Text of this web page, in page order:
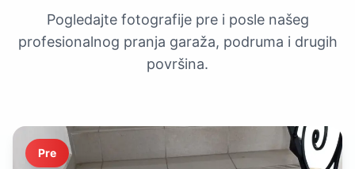
Pogledajte fotografije pre i posle našeg
profesionalnog pranja garaža, podruma i drugih
površina.
Pre